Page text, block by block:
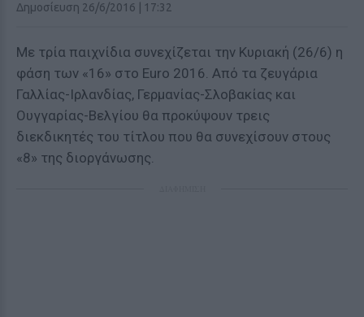
Δημοσίευση 26/6/2016 | 17:32
Με τρία παιχνίδια συνεχίζεται την Κυριακή (26/6) η
φάση των «16» στο Euro 2016. Από τα ζευγάρια
Γαλλίας-Ιρλανδίας, Γερμανίας-Σλοβακίας και
Ουγγαρίας-Βελγίου θα προκύψουν τρεις
διεκδικητές του τίτλου που θα συνεχίσουν στους
«8» της διοργάνωσης.